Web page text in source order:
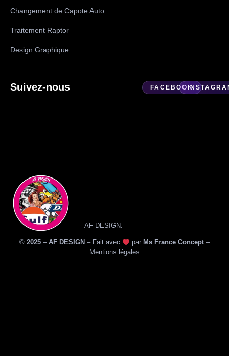
Changement de Capote Auto
Traitement Raptor
Design Graphique
Suivez-nous FACEBOOK
AF DESIGN.
© 2025 –AF DESIGN – Fait avec par Ms France Concept–
Mentions légales